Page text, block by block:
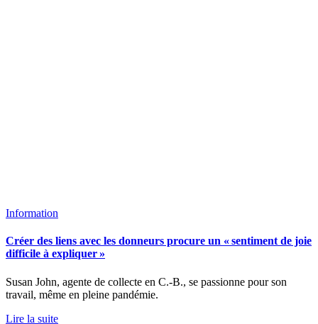
Information
Créer des liens avec les donneurs procure un « sentiment de joie
difficile à expliquer »
Susan John, agente de collecte en C.-B., se passionne pour son
travail, même en pleine pandémie.
Lire la suite